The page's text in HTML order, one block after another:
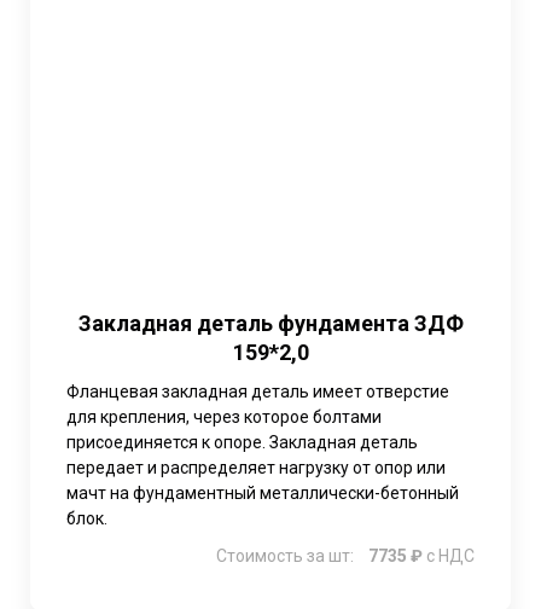
Закладная деталь фундамента ЗДФ
159*2,0
Фланцевая закладная деталь имеет отверстие
для крепления, через которое болтами
присоединяется к опоре. Закладная деталь
передает и распределяет нагрузку от опор или
мачт на фундаментный металлически-бетонный
блок.
Стоимость за шт: 7735 ₽ с НДС